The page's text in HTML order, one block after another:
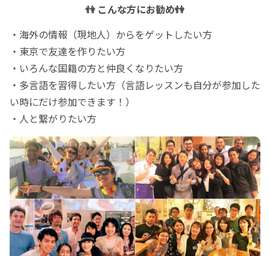
👫 こんな方にお勧め👫
・海外の情報（現地人）からをゲットしたい方
・東京で友達を作りたい方
・いろんな国籍の方と仲良くなりたい方
・多言語を習得したい方（言語レッスンも自分が参加した
い時にだけ参加できます！）
・人と繋がりたい方